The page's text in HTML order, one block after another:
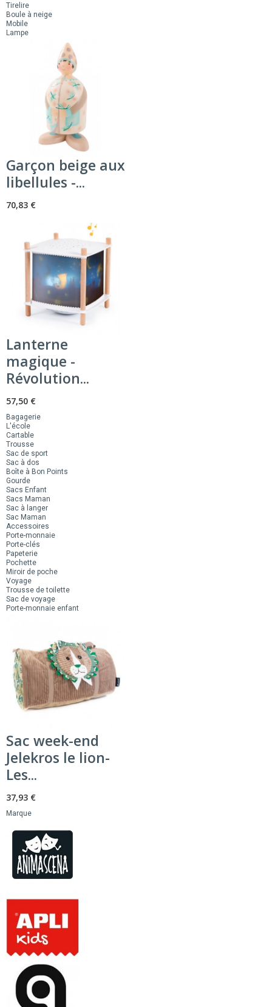
Tirelire
Boule à neige
Mobile
Lampe
Garçon beige aux
libellules -...
70,83 €
Lanterne
magique -
Révolution...
57,50 €
Bagagerie
L'école
Cartable
Trousse
Sac de sport
Sac à dos
Boîte à Bon Points
Gourde
Sacs Enfant
Sacs Maman
Sac à langer
Sac Maman
Accessoires
Porte-monnaie
Porte-clés
Papeterie
Pochette
Miroir de poche
Voyage
Trousse de toilette
Sac de voyage
Porte-monnaie enfant
Sac week-end
Jelekros le lion-
Les...
37,93 €
Marque